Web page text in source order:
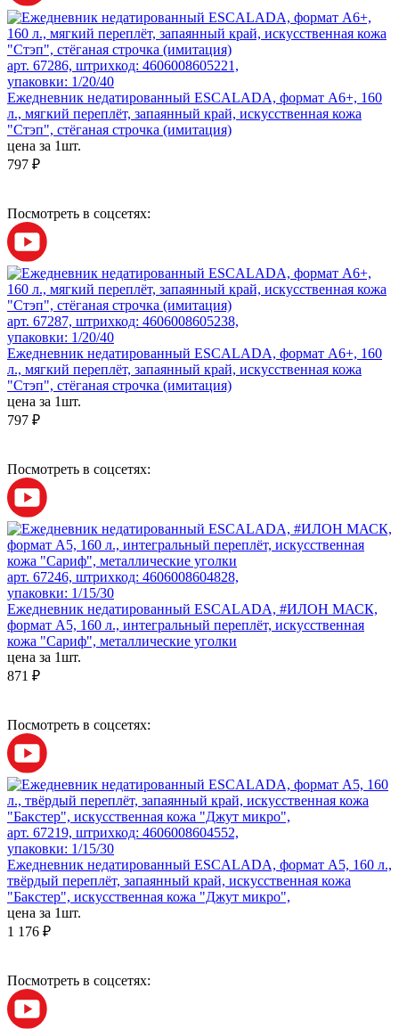
арт. 67286, штрихкод: 4606008605221,
упаковки: 1/20/40
Ежедневник недатированный ESCALADA, формат А6+, 160
л., мягкий переплёт, запаянный край, искусственная кожа
"Стэп", стёганая строчка (имитация)
цена за 1шт.
797 ₽
Посмотреть в соцсетях:
арт. 67287, штрихкод: 4606008605238,
упаковки: 1/20/40
Ежедневник недатированный ESCALADA, формат А6+, 160
л., мягкий переплёт, запаянный край, искусственная кожа
"Стэп", стёганая строчка (имитация)
цена за 1шт.
797 ₽
Посмотреть в соцсетях:
арт. 67246, штрихкод: 4606008604828,
упаковки: 1/15/30
Ежедневник недатированный ESCALADA, #ИЛОН МАСК,
формат А5, 160 л., интегральный переплёт, искусственная
кожа "Сариф", металлические уголки
цена за 1шт.
871 ₽
Посмотреть в соцсетях:
арт. 67219, штрихкод: 4606008604552,
упаковки: 1/15/30
Ежедневник недатированный ESCALADA, формат А5, 160 л.,
твёрдый переплёт, запаянный край, искусственная кожа
"Бакстер", искусственная кожа "Джут микро",
цена за 1шт.
1 176 ₽
Посмотреть в соцсетях: